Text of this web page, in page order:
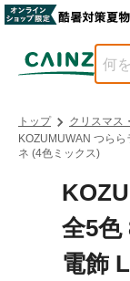
トップ クリスマス
KOZUMUWAN つら
ネ (4色ミックス)
全5色
電飾